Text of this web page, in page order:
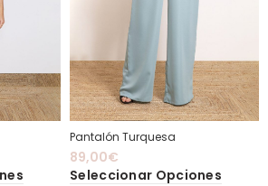
Pantalón Turquesa
89,00€
Seleccionar Opciones